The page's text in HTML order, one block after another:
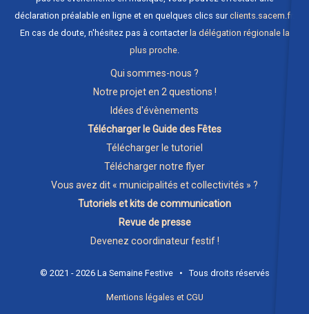
déclaration préalable en ligne et en quelques clics surclients.sacem.fr
En cas de doute, n'hésitez pas à contacter la délégation régionale la
plus proche.
Qui sommes-nous ?
Notre projet en 2 questions !
Idées d'évènements
Télécharger le Guide des Fêtes
Télécharger le tutoriel
Télécharger notre flyer
Vous avez dit « municipalités et collectivités » ?
Tutoriels et kits de communication
Revue de presse
Devenez coordinateur festif !
© 2021 - 2026 La Semaine Festive • Tous droits réservés
Mentions légales et CGU